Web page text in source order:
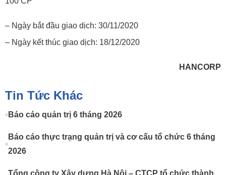
– Ngày bắt đầu giao dịch: 30/11/2020
– Ngày kết thúc giao dịch: 18/12/2020
HANCORP
Tin Tức Khác
Báo cáo quản trị 6 tháng 2026
Báo cáo thực trạng quản trị và cơ cấu tổ chức 6 tháng
2026
Tổng công ty Xây dựng Hà Nội – CTCP tổ chức thành